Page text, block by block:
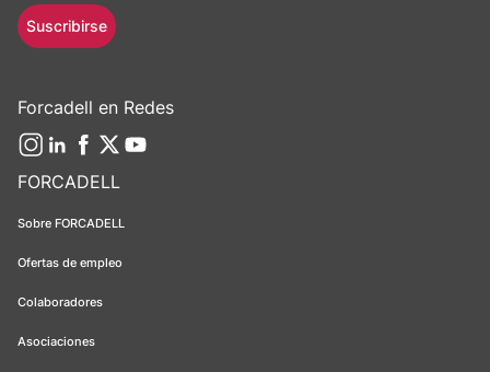
FORCADELL
Sobre FORCADELL
Ofertas de empleo
Colaboradores
Asociaciones
Suscribirse
Forcadell en Redes